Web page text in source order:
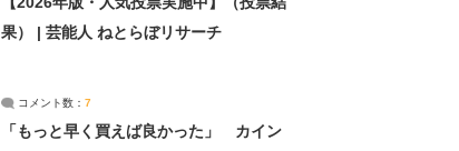
果） | 芸能人 ねとらぼリサーチ
コメント数： 7
「もっと早く買えば良かった」 カイン